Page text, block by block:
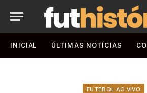
INICIAL ÚLTIMAS NOTÍCIAS
FUTEBOL AO VIVO